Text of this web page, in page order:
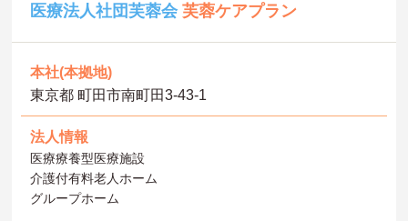
医療法人社団芙蓉会芙蓉ケアプラン
本社(本拠地)
東京都 町田市南町田3-43-1
法人情報
医療療養型医療施設
介護付有料老人ホーム
グループホーム